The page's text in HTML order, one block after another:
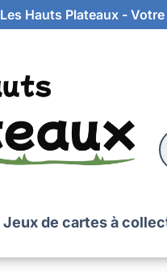
Les Hauts Plateaux -
Jeux de cartes à